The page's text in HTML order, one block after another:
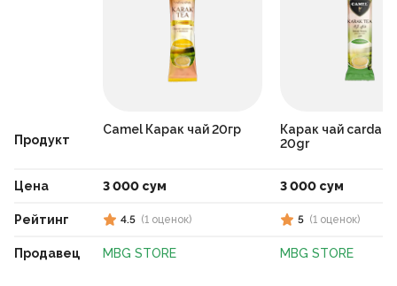
Продукт
Цена
Рейтинг
Продавец
Camel Карак чай 20гр
3 000 сум
4.5 (1 оценок)
MBG STORE
Карак чай
20gr
3 000 сум
5 (1 оценок)
MBG STORE